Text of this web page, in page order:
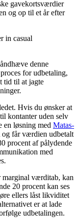
gavekortsværdier
og op til et år efter
denne
for udbetaling,
tid til at jagte
Hvis du ønsker at
kontanter uden selv
en løsning med Matas-
får værdien udbetalt
procent af pålydende
med
marginal værditab, kan
20 procent kan ses
ellers låst likviditet
er at lade
udbetalingen.